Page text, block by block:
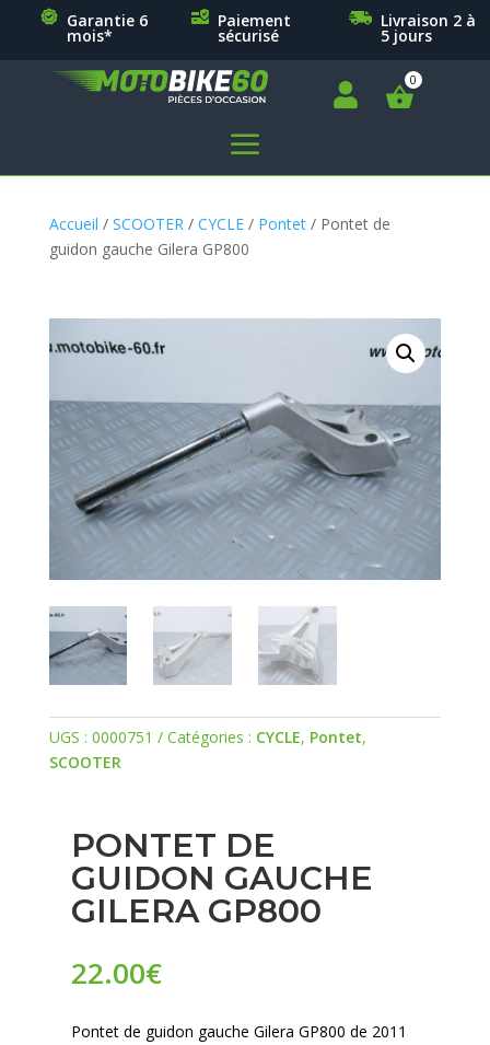
Garantie 6
mois*
Paiement
sécurisé
Livraison 2 à
5 jours

a
Accueil / SCOOTER / CYCLE/ Pontet/ Pontet de
guidon gauche Gilera GP800
UGS : 0000751 Catégories : CYCLE, Pontet,
SCOOTER
PONTET DE
GUIDON GAUCHE
GILERA GP800
22.00€
Pontet de guidon gauche Gilera GP800 de 2011